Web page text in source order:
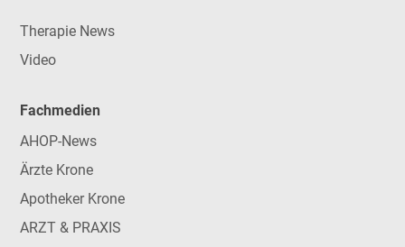
Therapie News
Video
Fachmedien
AHOP-News
Ärzte Krone
Apotheker Krone
ARZT & PRAXIS